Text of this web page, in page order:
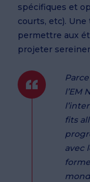
spécifiques et
courts, etc).
permettre aux
projeter
l’EM
fits
avec